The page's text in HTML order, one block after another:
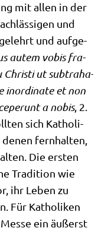
mit allen in der
und
und auf­ge­
autem vobis fra­
Chri­sti ut sub­tra­ha­
inor­di­na­te et non
a nobis, 2.
sich Katho­li­
fern­hal­ten,
Die ersten
Tra­di­ti­on wie
ihr Leben zu
Für Katho­li­ken
ein äußerst